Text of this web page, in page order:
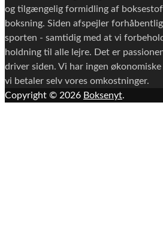
og tilgængelig formidling af
boksning. Siden afspejler
sporten - samtidig med at vi
holdning til alle lejre. Det er
driver siden. Vi har ingen
vi betaler selv vores omkostninger.
Copyright © 2026 Boksenyt.